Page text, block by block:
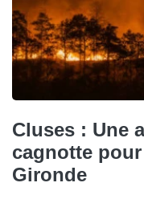
Cluses : Une
cagnotte
Gironde